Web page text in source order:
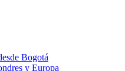
Bogotá
y Europa